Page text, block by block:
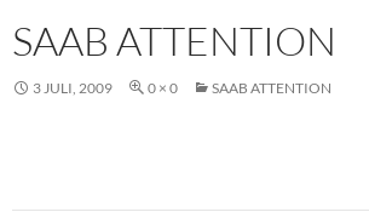
SAAB ATTENTION
3 JULI, 2009 0 × 0 SAAB ATTENTION